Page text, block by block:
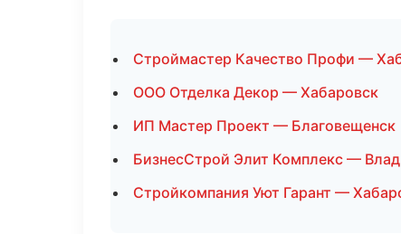
Строймастер Качество Профи —
ООО Отделка Декор — Хабаровск
ИП Мастер Проект — Благовещенск
БизнесСтрой Элит Комплекс —
Стройкомпания Уют Гарант —